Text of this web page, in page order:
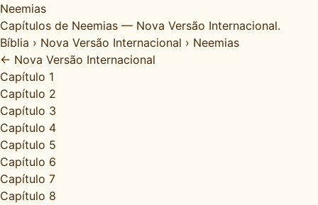
Neemias
Capítulos de Neemias — Nova Versão Internacional.
Bíblia › Nova Versão Internacional › Neemias
← Nova Versão Internacional
Capítulo 1
Capítulo 2
Capítulo 3
Capítulo 4
Capítulo 5
Capítulo 6
Capítulo 7
Capítulo 8